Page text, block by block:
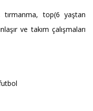
top(6 yaştan
ve takım çalışmaları